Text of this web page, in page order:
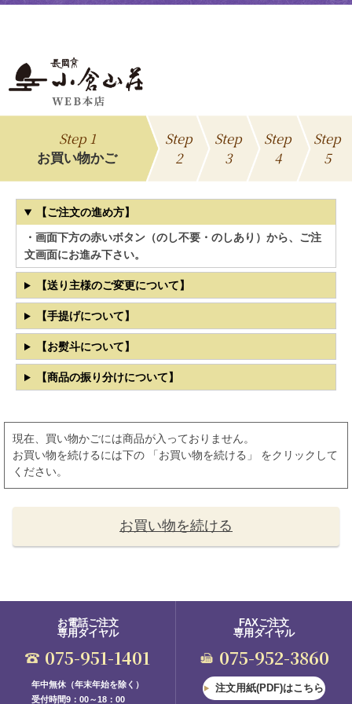
Step 1
お買い物かご
Step
2
Step
3
Step
4
Step
5
【ご注文の進め方】
・画面下方の赤いボタン（のし不要・のしあり）から、ご注
文画面にお進み下さい。
【送り主様のご変更について】
【手提げについて】
【お熨斗について】
【商品の振り分けについて】
現在、買い物かごには商品が入っておりません。
お買い物を続けるには下の 「お買い物を続ける」 をクリックして
ください。
お買い物を続ける
お電話ご注文
専用ダイヤル
075-951-1401
年中無休（年末年始を除く）
受付時間9：00～18：00
FAXご注文
専用ダイヤル
075-952-3860
注文用紙(PDF)はこちら